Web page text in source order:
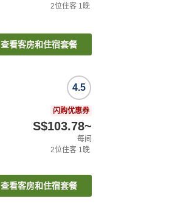
2位住客 1 晚
查看客房和住宿套餐
4.5
闪购优惠券
S$103.78~
每间
2位住客 1晚
查看客房和住宿套餐